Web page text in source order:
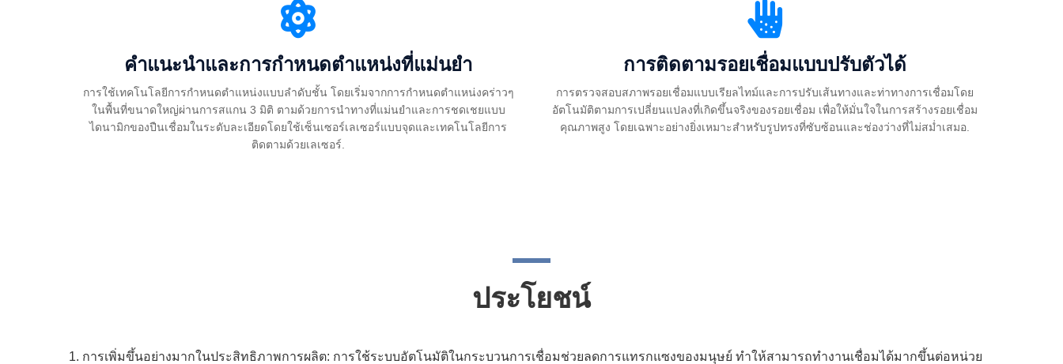
คำแนะนำและการกำหนดตำแหน่งที่แม่นยำ
การใช้เทคโนโลยีการกำหนดตำแหน่งแบบลำดับชั้น โดยเริ่มจากการกำหนดตำแหน่งคร่าวๆ
ในพื้นที่ขนาดใหญ่ผ่านการสแกน 3 มิติ ตามด้วยการนำทางที่แม่นยำและการชดเชยแบบ
ไดนามิกของปืนเชื่อมในระดับละเอียดโดยใช้เซ็นเซอร์เลเซอร์แบบจุดและเทคโนโลยีการ
ติดตามด้วยเลเซอร์.
การติดตามรอยเชื่อมแบบปรับตัวได้
การตรวจสอบสภาพรอยเชื่อมแบบเรียลไทม์และการปรับเส้นทางและท่าทางการเชื่อมโดย
อัตโนมัติตามการเปลี่ยนแปลงที่เกิดขึ้นจริงของรอยเชื่อม เพื่อให้มั่นใจในการสร้างรอยเชื่อม
คุณภาพสูง โดยเฉพาะอย่างยิ่งเหมาะสำหรับรูปทรงที่ซับซ้อนและช่องว่างที่ไม่สม่ำเสมอ.
ประโยชน์
การเพิ่มขึ้นอย่างมากในประสิทธิภาพการผลิต: การใช้ระบบอัตโนมัติในกระบวนการเชื่อมช่วยลดการแทรกแซงของมนุษย์ ทำให้สามารถทำงานเชื่อมได้มากขึ้นต่อหน่วย